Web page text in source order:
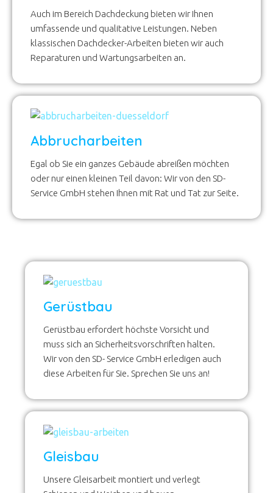
Auch im Bereich Dachdeckung bieten wir Ihnen
umfassende und qualitative Leistungen. Neben
klassischen Dachdecker-Arbeiten bieten wir auch
Reparaturen und Wartungsarbeiten an.
Abbrucharbeiten
Egal ob Sie ein ganzes Gebäude abreißen möchten
oder nur einen kleinen Teil davon: Wir von den SD-
Service GmbH stehen Ihnen mit Rat und Tat zur Seite.
Gerüstbau
Gerüstbau erfordert höchste Vorsicht und
muss sich an Sicherheitsvorschriften halten.
Wir von den SD- Service GmbH erledigen auch
diese Arbeiten für Sie. Sprechen Sie uns an!
Gleisbau
Unsere Gleisarbeit montiert und verlegt